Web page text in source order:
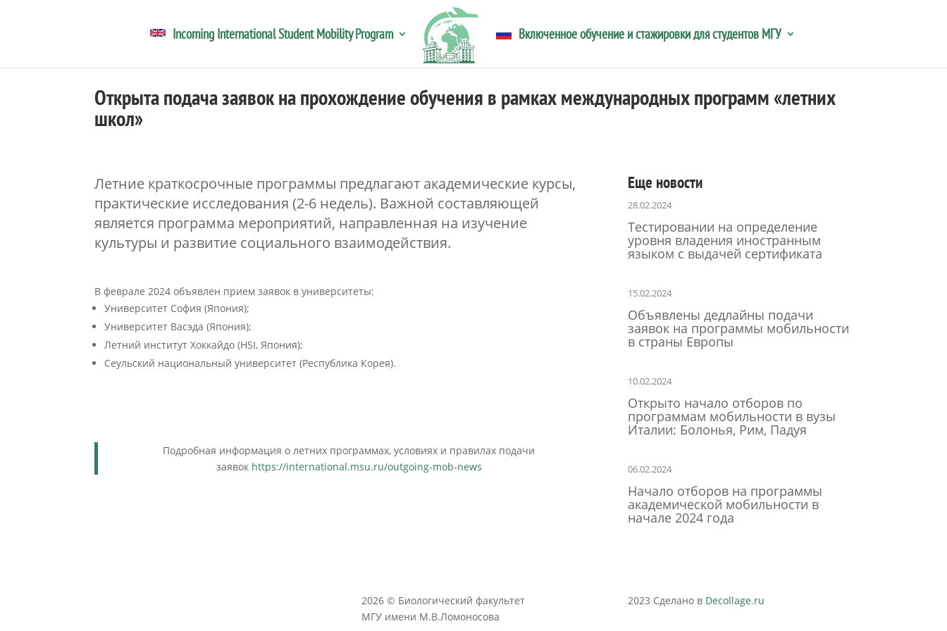
Incoming International Student Mobility Program Включенное обучение и стажировки для студентов МГУ
Открыта подача заявок на прохождение обучения в рамках международных программ «летних
школ»
Летние краткосрочные программы предлагают академические курсы,
практические исследования (2-6 недель). Важной составляющей
является программа мероприятий, направленная на изучение
культуры и развитие социального взаимодействия.
В феврале 2024 объявлен прием заявок в университеты:
Университет София (Япония);
Университет Васэда (Япония);
Летний институт Хоккайдо (HSI, Япония);
Сеульский национальный университет (Республика Корея).
Подробная информация о летних программах, условиях и правилах подачи
заявок https://international.msu.ru/outgoing-mob-news
Еще новости
28.02.2024
Тестировании на определение
уровня владения иностранным
языком с выдачей сертификата
15.02.2024
Объявлены дедлайны подачи
заявок на программы мобильности
в страны Европы
10.02.2024
Открыто начало отборов по
программам мобильности в вузы
Италии: Болонья, Рим, Падуя
06.02.2024
Начало отборов на программы
академической мобильности в
начале 2024 года
2026 © Биологический факультет
МГУ имени М.В.Ломоносова
2023 Сделано в Decollage.ru